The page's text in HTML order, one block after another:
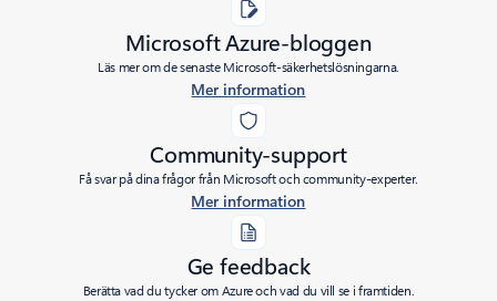
Microsoft Azure-bloggen
Läs mer om de senaste Microsoft-säkerhetslösningarna.
Mer information
Community-support
Få svar på dina frågor från Microsoft och community-experter.
Mer information
Ge feedback
Berätta vad du tycker om Azure och vad du vill se i framtiden.